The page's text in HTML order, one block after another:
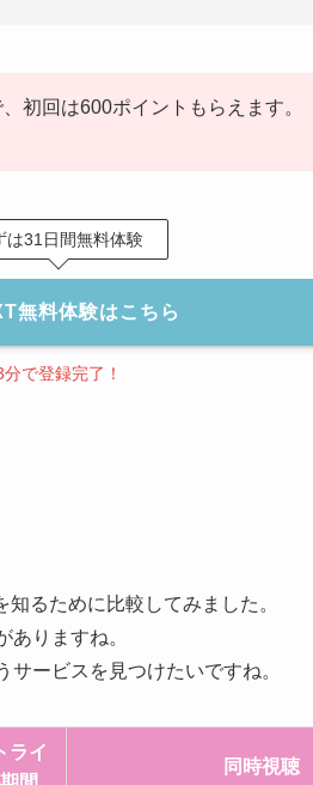
初回は600ポイントもらえます。
は31日間無料体験
無料体験はこちら
分で登録完了！
るために比較してみました。
りますね。
ービスを見つけたいですね。
ライ
同時視聴